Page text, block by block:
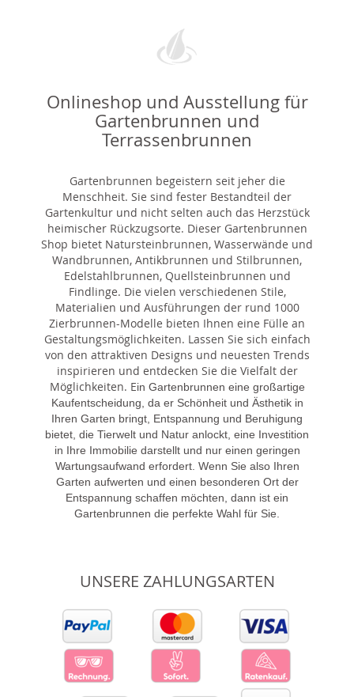
Onlineshop und Ausstellung für
Gartenbrunnen und
Terrassenbrunnen
Gartenbrunnen begeistern seit jeher die
Menschheit. Sie sind fester Bestandteil der
Gartenkultur und nicht selten auch das Herzstück
heimischer Rückzugsorte. Dieser Gartenbrunnen
Shop bietet Natursteinbrunnen, Wasserwände und
Wandbrunnen, Antikbrunnen und Stilbrunnen,
Edelstahlbrunnen, Quellsteinbrunnen und
Findlinge. Die vielen verschiedenen Stile,
Materialien und Ausführungen der rund 1000
Zierbrunnen-Modelle bieten Ihnen eine Fülle an
Gestaltungsmöglichkeiten. Lassen Sie sich einfach
von den attraktiven Designs und neuesten Trends
inspirieren und entdecken Sie die Vielfalt der
Möglichkeiten. Ein Gartenbrunnen eine großartige
Kaufentscheidung, da er Schönheit und Ästhetik in
Ihren Garten bringt, Entspannung und Beruhigung
bietet, die Tierwelt und Natur anlockt, eine Investition
in Ihre Immobilie darstellt und nur einen geringen
Wartungsaufwand erfordert. Wenn Sie also Ihren
Garten aufwerten und einen besonderen Ort der
Entspannung schaffen möchten, dann ist ein
Gartenbrunnen die perfekte Wahl für Sie.
UNSERE ZAHLUNGSARTEN